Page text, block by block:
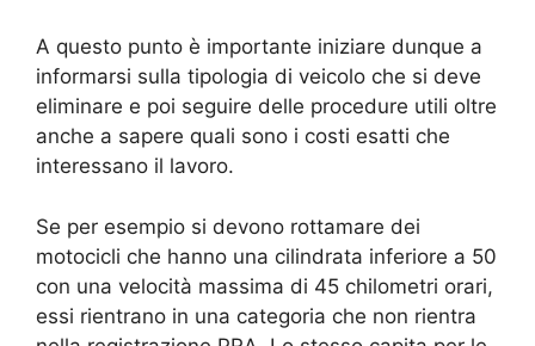
A questo punto è importante iniziare dunque a
informarsi sulla tipologia di veicolo che si deve
eliminare e poi seguire delle procedure utili oltre
anche a sapere quali sono i costi esatti che
interessano il lavoro.
Se per esempio si devono rottamare dei
motocicli che hanno una cilindrata inferiore a 50
con una velocità massima di 45 chilometri orari,
essi rientrano in una categoria che non rientra